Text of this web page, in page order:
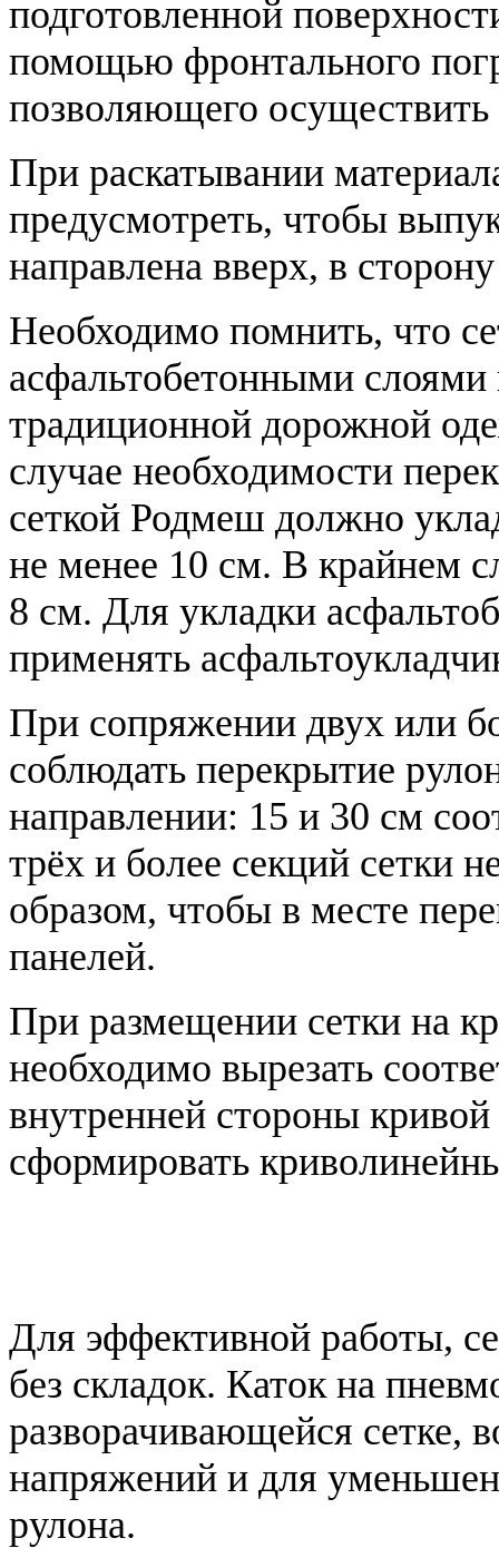
подготовленной
помощью фронтального
позволяющего
При раскатывании
предусмотреть, чтобы
направлена вверх, в
Необходимо помнить, что
асфальтобетонными слоями
традиционной дорожной
случае необходимости
сеткой Родмеш должно
не менее 10 см. В крайнем
8 см. Для укладки
применять
При сопряжении двух или
соблюдать перекрытие
направлении: 15 и 30 см
трёх и более секций сетки
образом, чтобы в месте
панелей.
При размещении сетки на
необходимо вырезать
внутренней стороны
сформировать
Для эффективной работы,
без складок. Каток на
разворачивающейся сетке,
напряжений и для
рулона.